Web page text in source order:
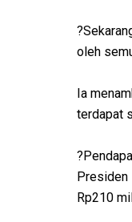
oleh
Ia
terdapat
Presiden
Rp210